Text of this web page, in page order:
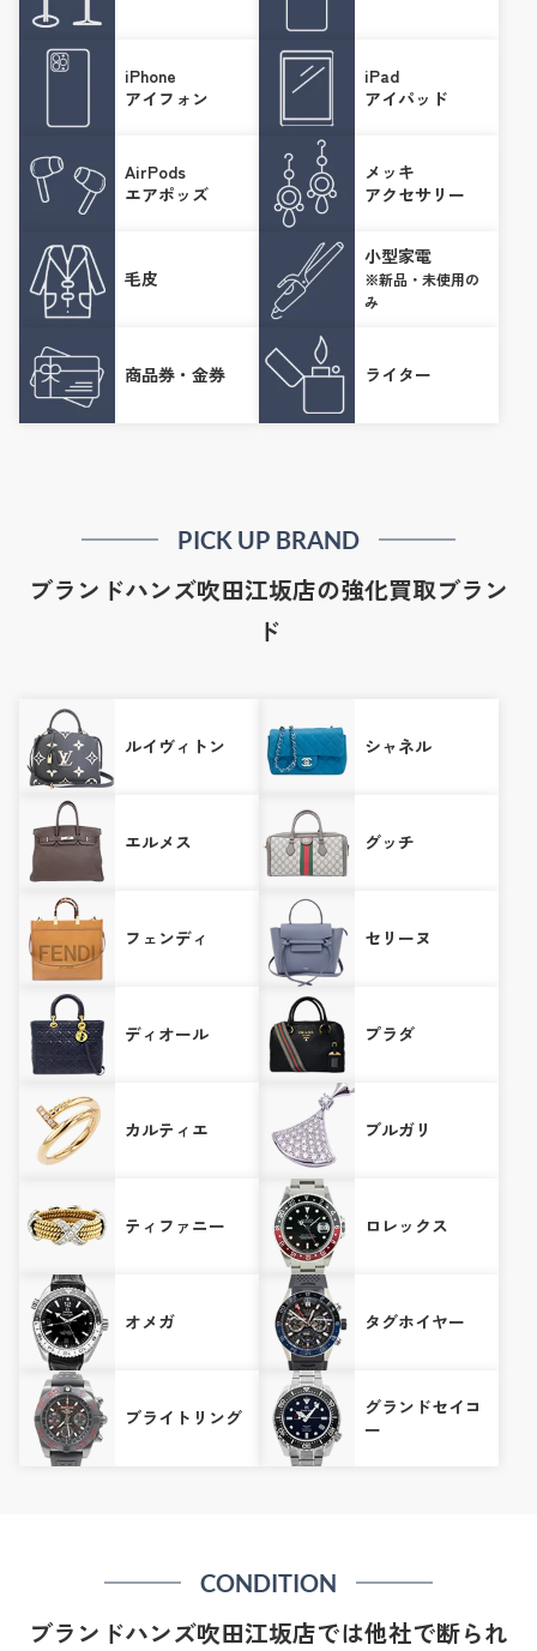
iPhone
アイフォン
iPad
アイパッド
AirPods
エアポッズ
メッキ
アクセサリー
毛皮
小型家電
※新品・未使用の
み
商品券・金券 ライター
PICK UP BRAND
ブランドハンズ吹田江坂店の強化買取ブラン
ド
ルイヴィトン シャネル
エルメス グッチ
フェンディ セリーヌ
ディオール プラダ
カルティエ ブルガリ
ティファニー ロレックス
オメガ タグホイヤー
ブライトリング
グランドセイコ
ー
CONDITION
ブランドハンズ吹田江坂店では他社で断られ